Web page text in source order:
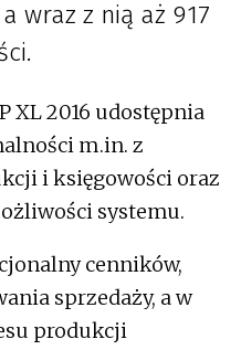
wraz z nią aż 917
XL 2016 udostępnia
m.in. z
i księgowości oraz
systemu.
cenników,
sprzedaży, a w
produkcji